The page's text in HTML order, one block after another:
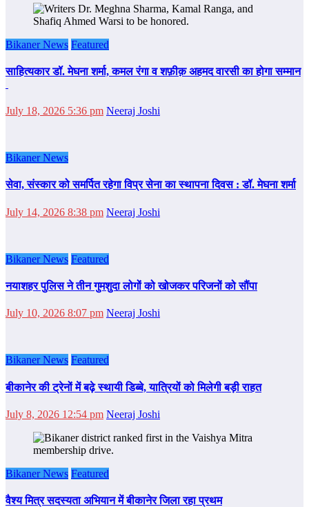
Bikaner News Featured
साहित्‍यकार डॉ. मेघना शर्मा, कमल रंगा व शफ़ीक़ अहमद वारसी का होगा सम्‍मान
July 18, 2026 5:36 pm Neeraj Joshi
Bikaner News
सेवा, संस्कार को समर्पित रहेगा विप्र सेना का स्थापना दिवस : डॉ. मेघना शर्मा
July 14, 2026 8:38 pm Neeraj Joshi
Bikaner News Featured
नयाशहर पुलिस ने तीन गुमशुदा लोगों को खोजकर परिजनों को सौंपा
July 10, 2026 8:07 pm Neeraj Joshi
Bikaner News Featured
बीकानेर की ट्रेनों में बढ़े स्थायी डिब्बे, यात्रियों को मिलेगी बड़ी राहत
July 8, 2026 12:54 pm Neeraj Joshi
Bikaner News Featured
वैश्य मित्र सदस्यता अभियान में बीकानेर जिला रहा प्रथम